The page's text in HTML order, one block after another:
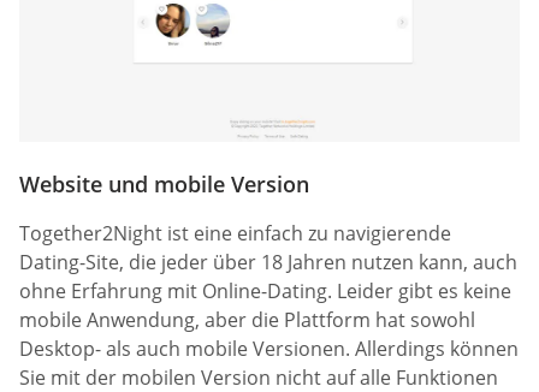
Website und mobile Version
Together2Night ist eine einfach zu navigierende
Dating-Site, die jeder über 18 Jahren nutzen kann, auch
ohne Erfahrung mit Online-Dating. Leider gibt es keine
mobile Anwendung, aber die Plattform hat sowohl
Desktop- als auch mobile Versionen. Allerdings können
Sie mit der mobilen Version nicht auf alle Funktionen